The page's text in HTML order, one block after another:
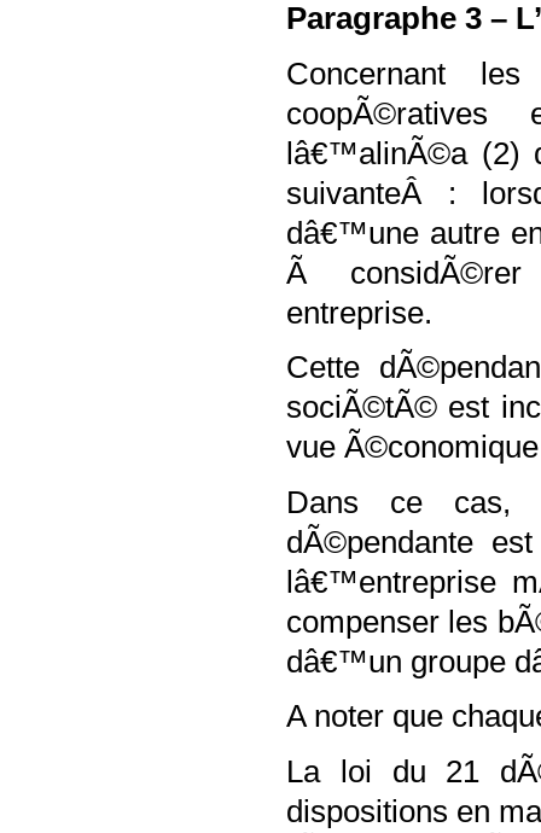
Paragraphe 3 –
Concernant
coopÃ©ratives
lâ€™alinÃ©a (2)
suivanteÂ :
dâ€™une autre
Ã considÃ©rer
entreprise.
Cette
sociÃ©tÃ© est
vue
Dans ce cas,
dÃ©pendante
lâ€™entreprise
compenser les
dâ€™un groupe
A noter que
La loi du 21
dispositions en